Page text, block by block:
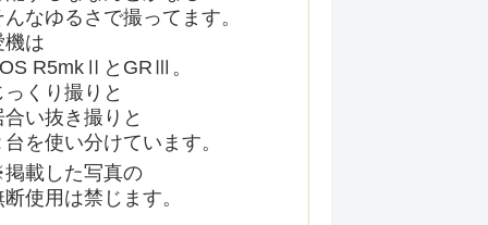
んなゆるさで撮ってます。
機は
R5mkⅡとGRⅢ。
っくり撮りと
合い抜き撮りと
台を使い分けています。
載した写真の
断使用は禁じます。